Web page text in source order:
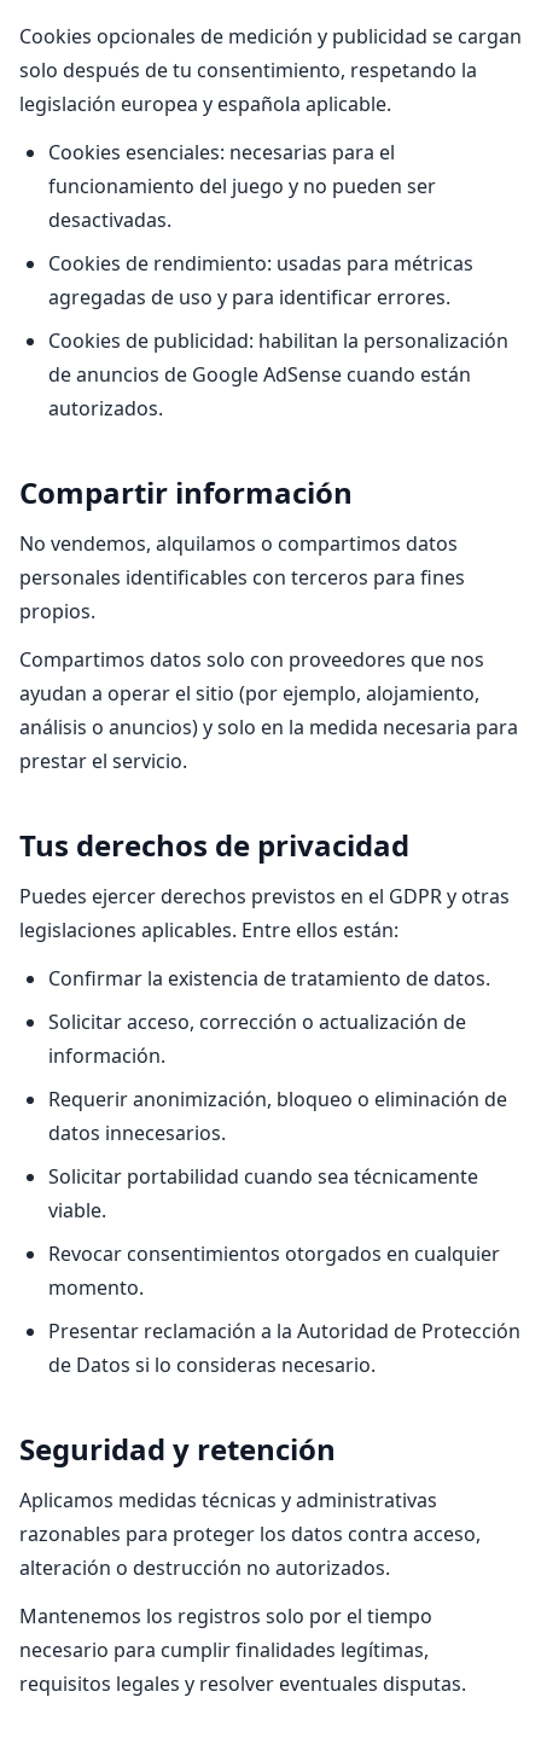
Cookies opcionales de medición y publicidad se cargan
solo después de tu consentimiento, respetando la
legislación europea y española aplicable.
Cookies esenciales: necesarias para el
funcionamiento del juego y no pueden ser
desactivadas.
Cookies de rendimiento: usadas para métricas
agregadas de uso y para identificar errores.
Cookies de publicidad: habilitan la personalización
de anuncios de Google AdSense cuando están
autorizados.
Compartir información
No vendemos, alquilamos o compartimos datos
personales identificables con terceros para fines
propios.
Compartimos datos solo con proveedores que nos
ayudan a operar el sitio (por ejemplo, alojamiento,
análisis o anuncios) y solo en la medida necesaria para
prestar el servicio.
Tus derechos de privacidad
Puedes ejercer derechos previstos en el GDPR y otras
legislaciones aplicables. Entre ellos están:
Confirmar la existencia de tratamiento de datos.
Solicitar acceso, corrección o actualización de
información.
Requerir anonimización, bloqueo o eliminación de
datos innecesarios.
Solicitar portabilidad cuando sea técnicamente
viable.
Revocar consentimientos otorgados en cualquier
momento.
Presentar reclamación a la Autoridad de Protección
de Datos si lo consideras necesario.
Seguridad y retención
Aplicamos medidas técnicas y administrativas
razonables para proteger los datos contra acceso,
alteración o destrucción no autorizados.
Mantenemos los registros solo por el tiempo
necesario para cumplir finalidades legítimas,
requisitos legales y resolver eventuales disputas.